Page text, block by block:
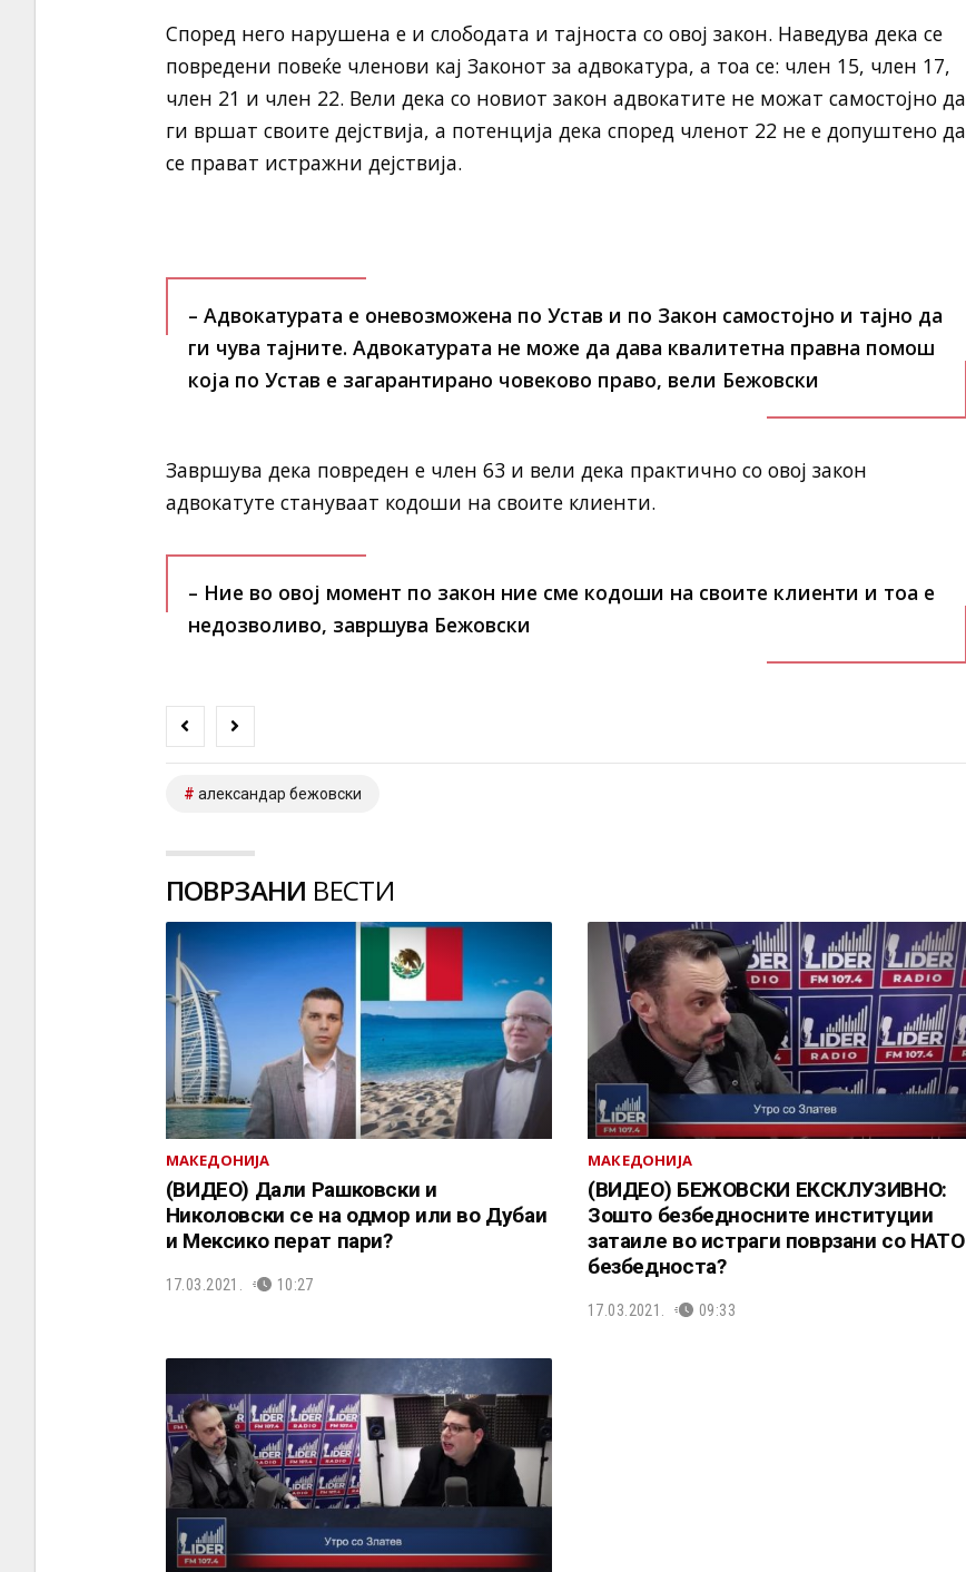
Според него нарушена е и слободата и тајноста со овој закон. Наведува дека се
повредени повеќе членови кај Законот за адвокатура, а тоа се: член 15, член 17,
член 21 и член 22. Вели дека со новиот закон адвокатите не можат самостојно да
ги вршат своите дејствија, а потенција дека според членот 22 не е допуштено да
се прават истражни дејствија.
– Адвокатурата е оневозможена по Устав и по Закон самостојно и тајно да
ги чува тајните. Адвокатурата не може да дава квалитетна правна помош
која по Устав е загарантирано човеково право, вели Бежовски
Завршува дека повреден е член 63 и вели дека практично со овој закон
адвокатуте стануваат кодоши на своите клиенти.
– Ние во овој момент по закон ние сме кодоши на своите клиенти и тоа е
недозволиво, завршува Бежовски
александар бежовски
ПОВРЗАНИ ВЕСТИ
МАКЕДОНИЈА
(ВИДЕО) Дали Рашковски и
Николовски се на одмор или во Дубаи
и Мексико перат пари?
17.03.2021. 10:27
МАКЕДОНИЈА
(ВИДЕО) БЕЖОВСКИ ЕКСКЛУЗИВНО:
Зошто безбедносните институции
затаиле во истраги поврзани со НАТО
безбедноста?
17.03.2021. 09:33